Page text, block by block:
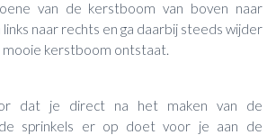
van de kerstboom van boven naar
naar rechts en ga daarbij steeds wijder
mooie kerstboom ontstaat.
dat je direct na het maken van de
sprinkels er op doet voor je aan de